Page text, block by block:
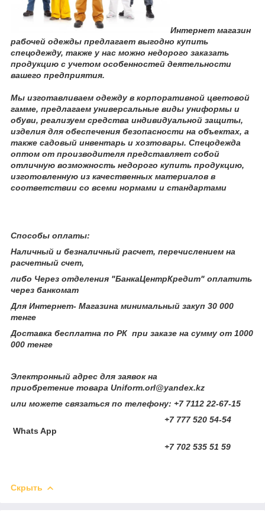
Интернет магазин
рабочей одежды предлагает выгодно купить
спецодежду, также у нас можно недорого заказать
продукцию с учетом особенностей деятельности
вашего предприятия.
Мы изготавливаем одежду в корпоративной цветовой
гамме, предлагаем универсальные виды униформы и
обуви, реализуем средства индивидуальной защиты,
изделия для обеспечения безопасности на объектах, а
также садовый инвентарь и хозтовары. Спецодежда
оптом от производителя представляет собой
отличную возможность недорого купить продукцию,
изготовленную из качественных материалов в
соответствии со всеми нормами и стандартами
Способы оплаты:
Наличный и безналичный расчет, перечислением на
расчетный счет,
либо Через отделения "БанкаЦентрКредит" оплатить
через банкомат
Для Интернет- Магазина минимальный закуп 30 000
тенге
Доставка бесплатна по РК при заказе на сумму от 1000
000 тенге
Электронный адрес для заявок на
приобретение товара Uniform.orl@yandex.kz
или можете связаться по телефону: +7 7112 22-67-15
+7 777 520 54-54
Whats App​
+7 702 535 51 59
Скрыть